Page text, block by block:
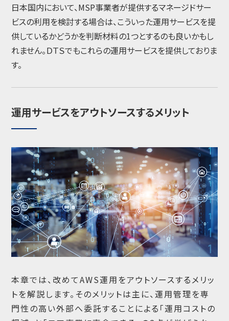
日本国内において、MSP事業者が提供するマネージドサー
ビスの利用を検討する場合は、こういった運用サービスを提
供しているかどうかを判断材料の1つとするのも良いかもし
れません。ＤＴＳでもこれらの運用サービスを提供しておりま
す。
運用サービスをアウトソースするメリット
本章では、改めてAWS運用をアウトソースするメリッ
トを解説します。そのメリットは主に、運用管理を専
門性の高い外部へ委託することによる「運用コストの